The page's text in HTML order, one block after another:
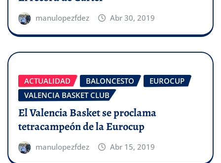
manulopezfdez Abr 30, 2019
ACTUALIDAD BALONCESTO
EUROCUP
VALENCIA BASKET CLUB
El Valencia Basket se proclama
tetracampeón de la Eurocup
manulopezfdez Abr 15, 2019